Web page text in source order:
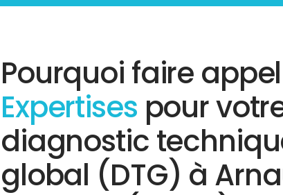
Pourquoi faire
Expertises pour
diagnostic
global (DTG) à